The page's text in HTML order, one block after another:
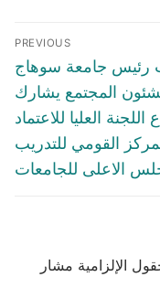
PREVIOUS
رئيس جامعة سوهاج
المجتمع يشارك
اللجنة العليا للاعتماد
القومي للتدريب
الاعلى للجامعات
الإلزامية مشار